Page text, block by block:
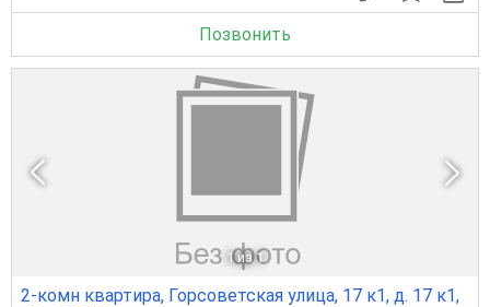
Позвонить
1 из 1
2-комн квартира, Горсоветская улица, 17 к1, д. 17 к1,